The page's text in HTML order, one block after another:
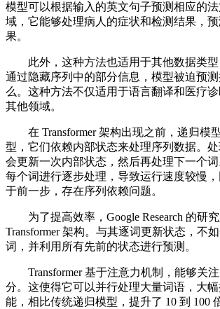
模型可以根据输入的英文句子预测相应的
域，它能够处理病人的症状和检测结果，
果。
此外，这种方法也适用于其他数据类型
通过隐藏序列中的部分信息，模型被迫预
么。这种方法不仅适用于语言翻译和医疗
其他领域。
在 Transformer 架构出现之前，递归模
型，它们依赖内部状态来处理序列数据。
会更新一次内部状态，然后再处理下一个
每个词进行逐步处理，导致运行速度较慢
于前一步，存在序列依赖问题。
为了提高效率，Google Research 的研
Transformer 架构。与其逐词更新状态，不
词，并利用所有先前的状态进行预测。
Transformer 基于注意力机制，能够关注
分。这使得它可以并行处理大量词语，大
能，相比传统递归模型，提升了 10 到 100